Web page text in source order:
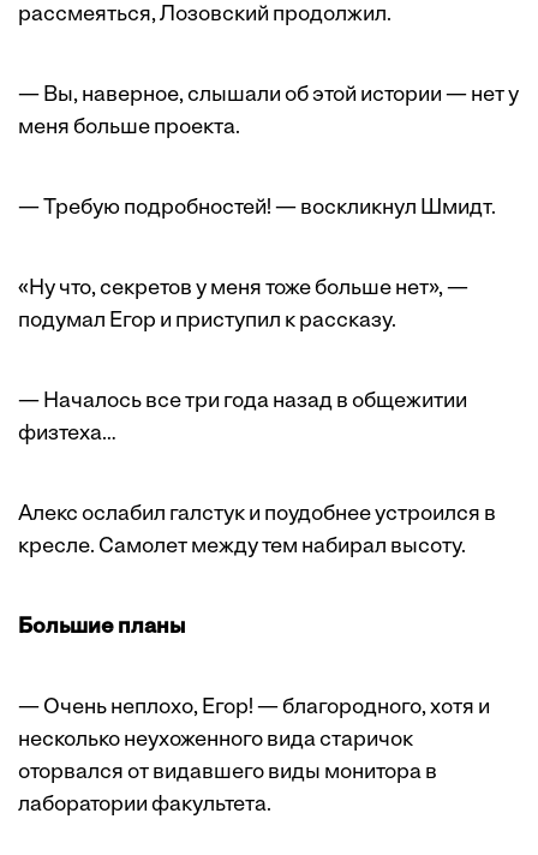
рассмеяться, Лозовский продолжил.
— Вы, наверное, слышали об этой истории — нет у
меня больше проекта.
— Требую подробностей! — воскликнул Шмидт.
«Ну что, секретов у меня тоже больше нет», —
подумал Егор и приступил к рассказу.
— Началось все три года назад в общежитии
физтеха…
Алекс ослабил галстук и поудобнее устроился в
кресле. Самолет между тем набирал высоту.
Большие планы
— Очень неплохо, Егор! — благородного, хотя и
несколько неухоженного вида старичок
оторвался от видавшего виды монитора в
лаборатории факультета.